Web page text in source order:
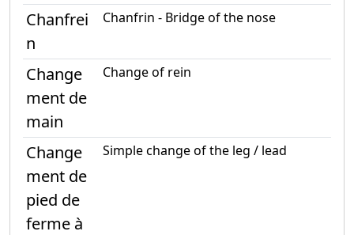
Chanfrei
n
Chanfrin - Bridge of the nose
Change
ment de
main
Change of rein
Change
ment de
pied de
ferme à
Simple change of the leg / lead